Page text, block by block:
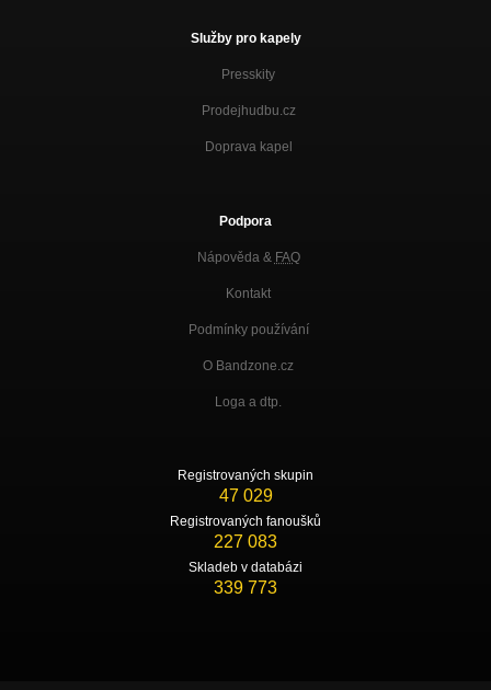
Služby pro kapely
Presskity
Prodejhudbu.cz
Doprava kapel
Podpora
Nápověda & FAQ
Kontakt
Podmínky používání
O Bandzone.cz
Loga a dtp.
Registrovaných skupin
47 029
Registrovaných fanoušků
227 083
Skladeb v databázi
339 773